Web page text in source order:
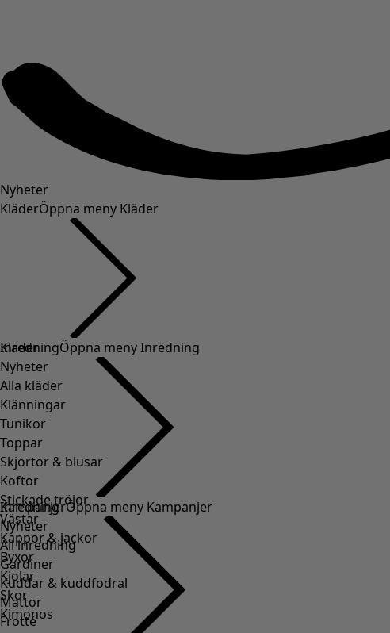
Nyheter
KläderÖppna meny Kläder
Kläder
Nyheter
Alla kläder
Klänningar
Tunikor
Toppar
Skjortor & blusar
Koftor
Stickade tröjor
Västar
Kappor & jackor
Byxor
Kjolar
Skor
Kimonos
InredningÖppna meny Inredning
Inredning
Nyheter
All inredning
Gardiner
Kuddar & kuddfodral
Mattor
Frotté
KampanjerÖppna meny Kampanjer